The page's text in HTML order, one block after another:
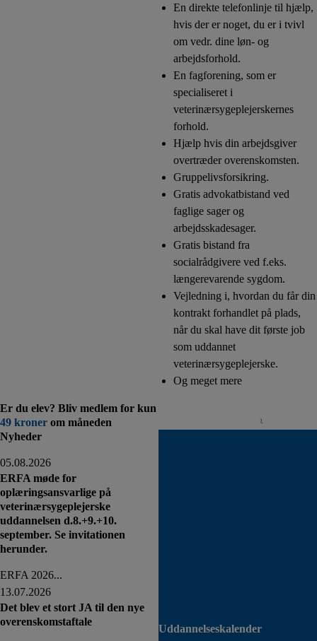
Er du elev? Bliv medlem for kun
49 kroner om måneden
En direkte telefonlinje til hjælp,
hvis der er noget, du er i tvivl
om vedr. dine løn- og
arbejdsforhold.
En fagforening, som er
specialiseret i
veterinærsygeplejerskernes
forhold.
Hjælp hvis din arbejdsgiver
overtræder overenskomsten.
Gruppelivsforsikring.
Gratis advokatbistand ved
faglige sager og
arbejdsskadesager.
Gratis bistand fra
socialrådgivere ved f.eks.
længerevarende sygdom.
Vejledning i, hvordan du får din
kontrakt forhandlet på plads,
når du skal have dit første job
som uddannet
veterinærsygeplejerske.
Og meget mere
Nyheder
05.08.2026
ERFA møde for
oplæringsansvarlige på
veterinærsygeplejerske
uddannelsen d.8.+9.+10.
september. Se invitationen
herunder.
ERFA 2026...
13.07.2026
Det blev et stort JA til den nye
overenskomstaftale
Uddannelseskalender